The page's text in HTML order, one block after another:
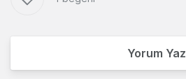
Yorum Yaz